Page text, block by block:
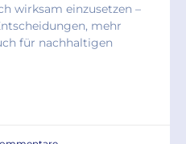
wirksam einzusetzen –
mehr
für nachhaltigen